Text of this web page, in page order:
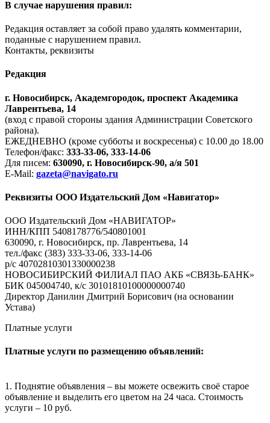
В случае нарушения правил:
Редакция оставляет за собой право удалять комментарии,
поданные с нарушением правил.
Контакты, реквизиты
Редакция
г. Новосибирск, Академгородок, проспект Академика
Лаврентьева, 14
(вход с правой стороны здания Администрации Советского
района).
ЕЖЕДНЕВНО (кроме субботы и воскресенья) с 10.00 до 18.00
Телефон/факс: 333-33-06, 333-14-06
Для писем: 630090, г. Новосибирск-90, а/я 501
E-Mail: gazeta@navigato.ru
Реквизиты ООО Издательский Дом «Навигатор»
ООО Издательский Дом «НАВИГАТОР»
ИНН/КПП 5408178776/540801001
630090, г. Новосибирск, пр. Лаврентьева, 14
тел./факс (383) 333-33-06, 333-14-06
р/с 40702810301330000238
НОВОСИБИРСКИЙ ФИЛИАЛ ПАО АКБ «СВЯЗЬ-БАНК»
БИК 045004740, к/с 30101810100000000740
Директор Данилин Дмитрий Борисович (на основании
Устава)
Платные услуги
Платные услуги по размещению объявлений:
1. Поднятие объявления – вы можете освежить своё старое
объявление и выделить его цветом на 24 часа. Стоимость
услуги – 10 руб.